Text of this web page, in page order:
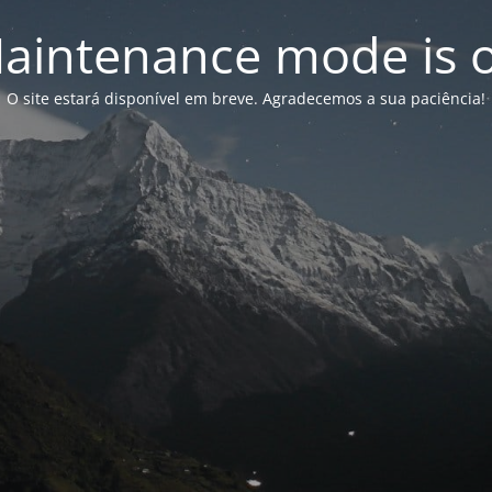
mode is
O site estará disponível em breve. Agradecemos a sua paciência!